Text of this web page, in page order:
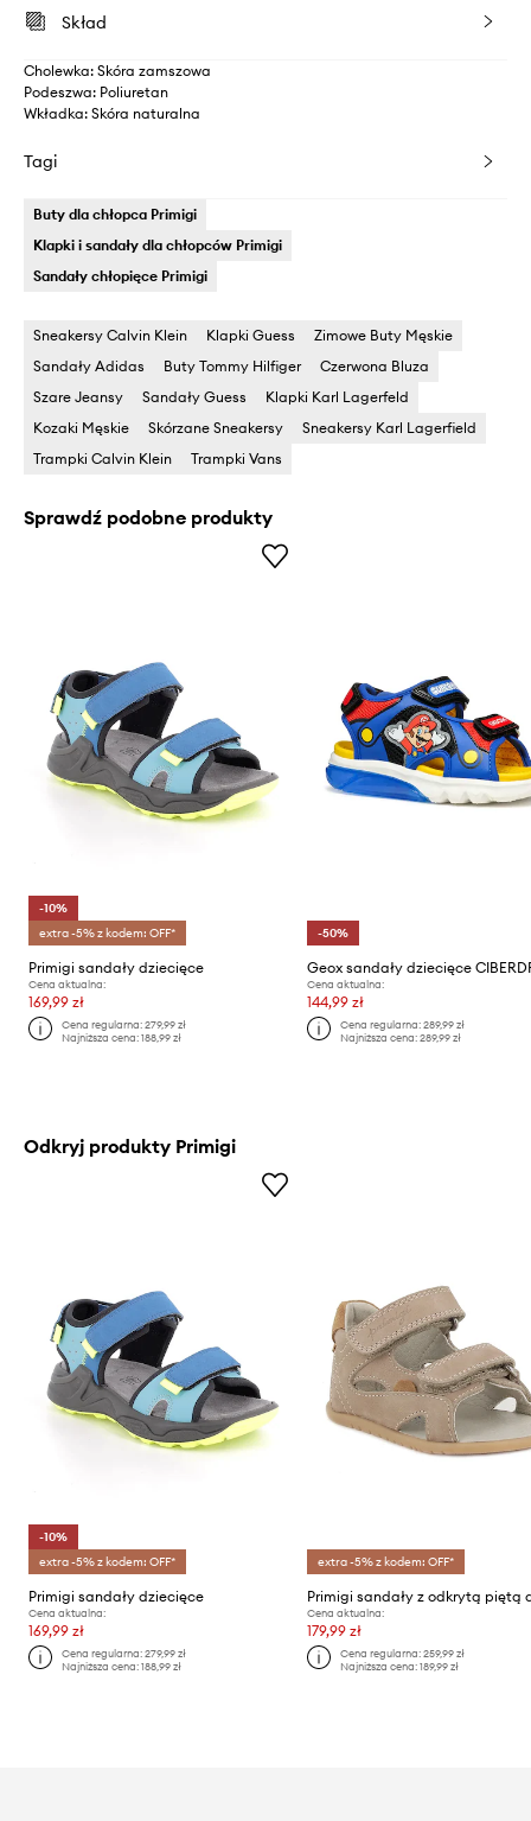
Skład
Cholewka: Skóra zamszowa
Podeszwa: Poliuretan
Wkładka: Skóra naturalna
Tagi
Buty dla chłopca Primigi
Klapki i sandały dla chłopców Primigi
Sandały chłopięce Primigi
Sneakersy Calvin Klein Klapki Guess
Zimowe Buty Męskie
Sandały Adidas
Buty Tommy Hilfiger
Czerwona Bluza
Szare Jeansy
Sandały Guess
Klapki Karl Lagerfeld
Kozaki Męskie
Skórzane Sneakersy
Sneakersy Karl Lagerfield
Trampki Calvin Klein
Trampki Vans
Sprawdź podobne produkty
-10%
extra -5% z kodem: OFF*
Primigi sandały dziecięce
Cena aktualna:
169,99 zł
Cena regularna:279,99 zł
Najniższa cena:188,99 zł
-50%
Geox sandały dziecięce
Cena aktualna:
144,99 zł
Cena regularna: 289,99 zł
Najniższa cena: 289,99 zł
Odkryj produkty Primigi
-10%
extra -5% z kodem: OFF*
Primigi sandały dziecięce
Cena aktualna:
169,99 zł
Cena regularna:279,99 zł
Najniższa cena:188,99 zł
extra -5% z kodem: OFF*
Cena aktualna:
179,99 zł
Cena regularna: 259,99 zł
Najniższa cena: 189,99 zł